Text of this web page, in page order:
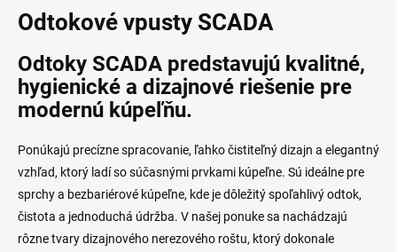
Odtokové vpusty SCADA
Odtoky SCADA predstavujú kvalitné,
hygienické a dizajnové riešenie pre
modernú kúpeľňu.
Ponúkajú precízne spracovanie, ľahko čistiteľný dizajn a elegantný
vzhľad, ktorý ladí so súčasnými prvkami kúpeľne. Sú ideálne pre
sprchy a bezbariérové kúpeľne, kde je dôležitý spoľahlivý odtok,
čistota a jednoduchá údržba. V našej ponuke sa nachádzajú
rôzne tvary dizajnového nerezového roštu, ktorý dokonale